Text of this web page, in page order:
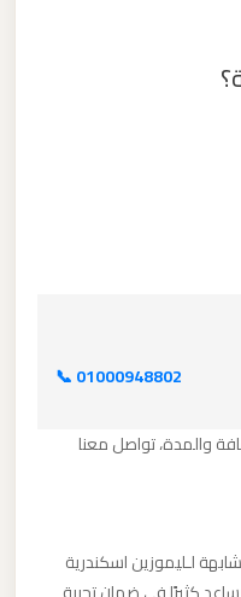
📞 01000948802
والمدة، تواصل معنا
لـليموزين اسكندرية